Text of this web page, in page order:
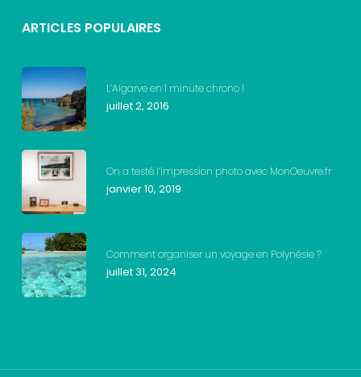
ARTICLES POPULAIRES
L’Algarve en 1 minute chrono !
juillet 2, 2016
On a testé l’impression photo avec MonOeuvre.fr
janvier 10, 2019
Comment organiser un voyage en Polynésie ?
juillet 31, 2024